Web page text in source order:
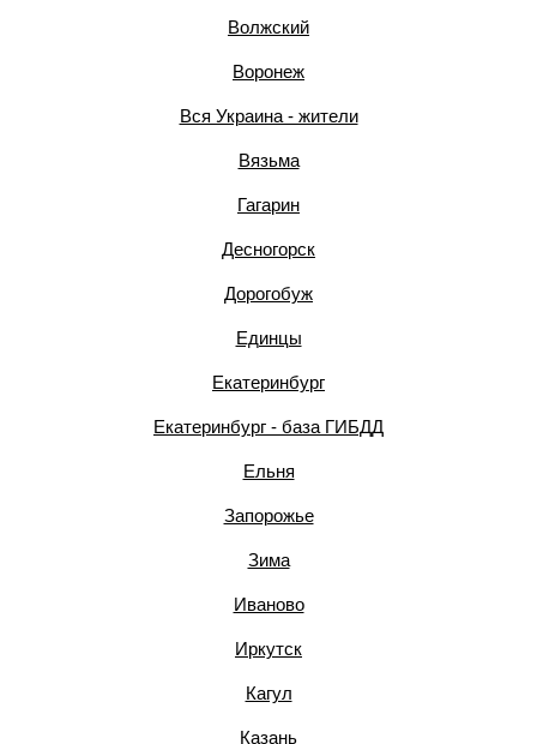
Волжский
Воронеж
Вся Украина - жители
Вязьма
Гагарин
Десногорск
Дорогобуж
Единцы
Екатеринбург
Екатеринбург - база ГИБДД
Ельня
Запорожье
Зима
Иваново
Иркутск
Кагул
Казань